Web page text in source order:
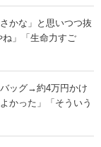
かな」と思いつつ抜
」「生命力すご
ッグ→約4万円かけ
かった」「そういう